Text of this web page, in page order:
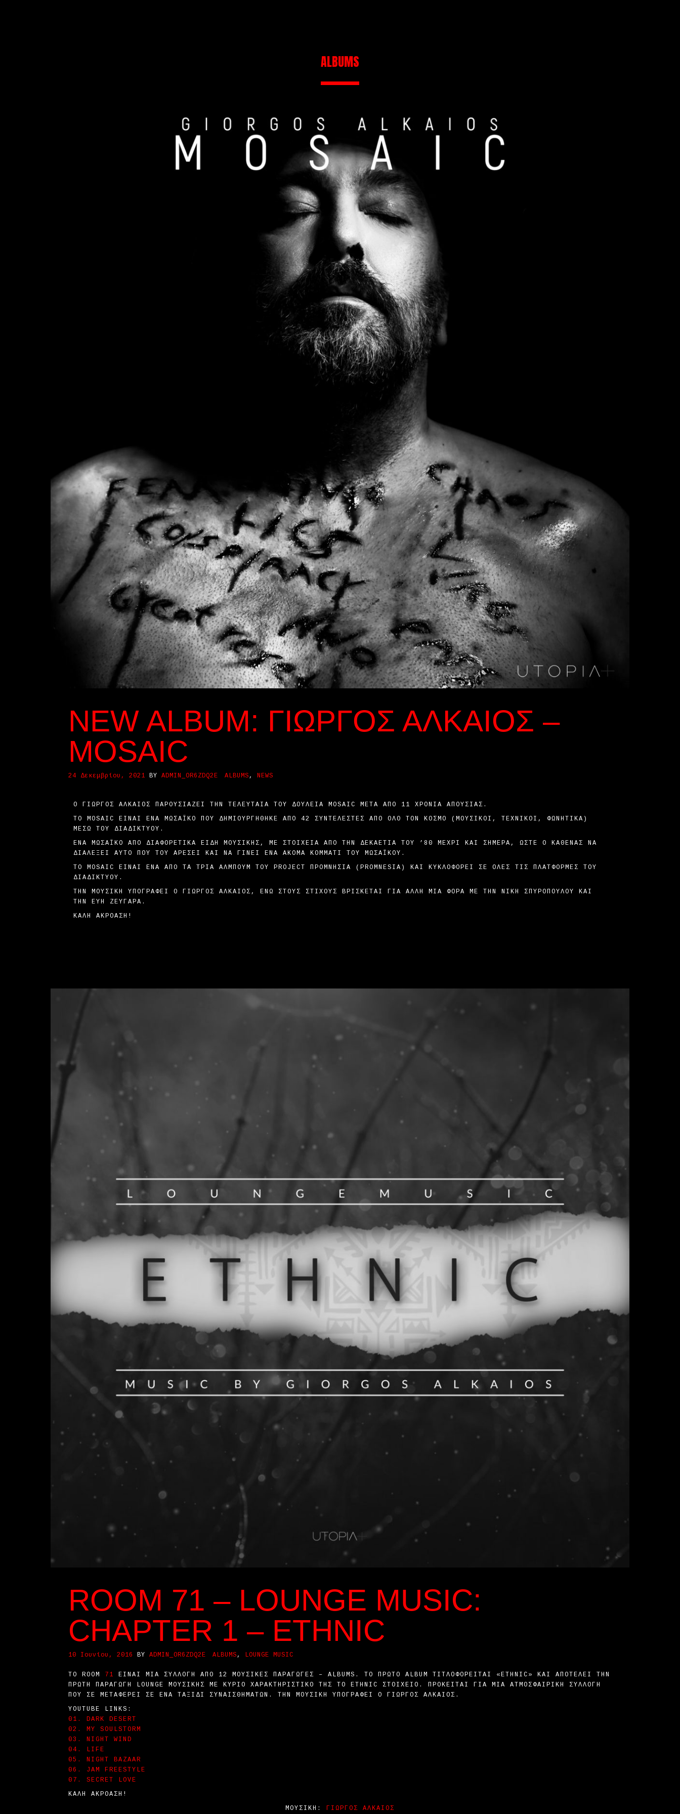
ALBUMS
NEW ALBUM: ΓΙΏΡΓΟΣ ΑΛΚΑΊΟΣ –
MOSAIC
24 Δεκεμβρίου, 2021 BY ADMIN_OR6ZDQ2E ALBUMS, NEWS
Ο ΓΙΏΡΓΟΣ ΑΛΚΑΊΟΣ ΠΑΡΟΥΣΙΆΖΕΙ ΤΗΝ ΤΕΛΕΥΤΑΊΑ ΤΟΥ ΔΟΥΛΕΙΆ MOSAIC ΜΕΤΆ ΑΠΌ 11 ΧΡΌΝΙΑ ΑΠΟΥΣΊΑΣ.
ΤΟ MOSAIC ΕΊΝΑΙ ΈΝΑ ΜΩΣΑΪΚΌ ΠΟΥ ΔΗΜΙΟΥΡΓΉΘΗΚΕ ΑΠΌ 42 ΣΥΝΤΕΛΕΣΤΈΣ ΑΠΌ ΌΛΟ ΤΟΝ ΚΌΣΜΟ (ΜΟΥΣΙΚΟΊ, ΤΕΧΝΙΚΟΊ, ΦΩΝΗΤΙΚΆ)
ΜΈΣΩ ΤΟΥ ΔΙΑΔΙΚΤΎΟΥ.
ΈΝΑ ΜΩΣΑΪΚΌ ΑΠΌ ΔΙΑΦΟΡΕΤΙΚΆ ΕΊΔΗ ΜΟΥΣΙΚΉΣ, ΜΕ ΣΤΟΙΧΕΊΑ ΑΠΌ ΤΗΝ ΔΕΚΑΕΤΊΑ ΤΟΥ ’80 ΜΈΧΡΙ ΚΑΙ ΣΉΜΕΡΑ, ΏΣΤΕ Ο ΚΑΘΈΝΑΣ ΝΑ
ΔΙΑΛΈΞΕΙ ΑΥΤΌ ΠΟΥ ΤΟΥ ΑΡΈΣΕΙ ΚΑΙ ΝΑ ΓΊΝΕΙ ΈΝΑ ΑΚΌΜΑ ΚΟΜΜΆΤΙ ΤΟΥ ΜΩΣΑΪΚΟΎ.
ΤΟ MOSAIC ΕΊΝΑΙ ΈΝΑ ΑΠΌ ΤΑ ΤΡΊΑ ΆΛΜΠΟΥΜ ΤΟΥ PROJECT ΠΡΟΜΝΗΣΙΑ (PROMNESIA) ΚΑΙ ΚΥΚΛΟΦΟΡΕΊ ΣΕ ΌΛΕΣ ΤΙΣ ΠΛΑΤΦΌΡΜΕΣ ΤΟΥ
ΔΙΑΔΙΚΤΎΟΥ.
ΤΗΝ ΜΟΥΣΙΚΉ ΥΠΟΓΡΆΦΕΙ Ο ΓΙΏΡΓΟΣ ΑΛΚΑΊΟΣ, ΕΝΏ ΣΤΟΥΣ ΣΤΊΧΟΥΣ ΒΡΊΣΚΕΤΑΙ ΓΙΑ ΆΛΛΗ ΜΊΑ ΦΟΡΆ ΜΕ ΤΗΝ ΝΊΚΗ ΣΠΥΡΟΠΟΎΛΟΥ ΚΑΙ
ΤΗΝ ΕΎΗ ΖΕΥΓΑΡΆ.
ΚΑΛΉ ΑΚΡΌΑΣΗ!
ROOM 71 – LOUNGE MUSIC:
CHAPTER 1 – ETHNIC
10 Ιουνίου, 2016 BY ADMIN_OR6ZDQ2E ALBUMS, LOUNGE MUSIC
ΤΟ ROOM 71
ΕΊΝΑΙ ΜΙΑ ΣΥΛΛΟΓΉ ΑΠΌ 12 ΜΟΥΣΙΚΈΣ ΠΑΡΑΓΩΓΈΣ – ALBUMS. ΤΟ ΠΡΏΤΟ ALBUM ΤΙΤΛΟΦΟΡΕΊΤΑΙ «ETHNIC» ΚΑΙ ΑΠΟΤΕΛΕΊ ΤΗΝ
ΠΡΏΤΗ ΠΑΡΑΓΩΓΉ LOUNGE ΜΟΥΣΙΚΉΣ ΜΕ ΚΎΡΙΟ ΧΑΡΑΚΤΗΡΙΣΤΙΚΌ ΤΗΣ ΤΟ ETHNIC ΣΤΟΙΧΕΊΟ. ΠΡΌΚΕΙΤΑΙ ΓΙΑ ΜΙΑ ΑΤΜΟΣΦΑΙΡΙΚΉ ΣΥΛΛΟΓΉ
ΠΟΥ ΣΕ ΜΕΤΑΦΈΡΕΙ ΣΕ ΈΝΑ ΤΑΞΊΔΙ ΣΥΝΑΙΣΘΗΜΆΤΩΝ. ΤΗΝ ΜΟΥΣΙΚΉ ΥΠΟΓΡΆΦΕΙ Ο ΓΙΏΡΓΟΣ ΑΛΚΑΊΟΣ.
YOUTUBE LINKS:
01. DARK DESERT
02. MY SOULSTORM
03. NIGHT WIND
04. LIFE
05. NIGHT BAZAAR
06. JAM FREESTYLE
07. SECRET LOVE
ΚΑΛΉ ΑΚΡΌΑΣΗ!
ΜΟΥΣΙΚΉ: ΓΙΏΡΓΟΣ ΑΛΚΑΊΟΣ